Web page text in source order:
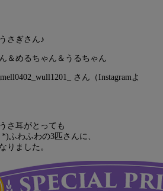
さぎさん♪
＆めるちゃん＆うるちゃん
さん（Instagramよ
さ耳がとっても
ふわふわの3匹さんに、
りました。